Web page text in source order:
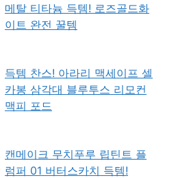
메탈 티타늄 득템! 로즈골드화
이트 완전 꿀템
득템 찬스! 아라리 맥세이프 셀
카봉 삼각대 블루투스 리모컨
맥피 포드
캔메이크 무치푸루 립틴트 플
럼퍼 01 버터스카치 득템!